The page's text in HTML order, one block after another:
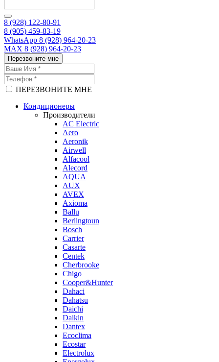
8 (928) 122-80-91
8 (905) 459-83-19
WhatsApp 8 (928) 964-20-23
MAX 8 (928) 964-20-23
Перезвоните мне
ПЕРЕЗВОНИТЕ МНЕ
Кондиционеры
Производители
AC Electric
Aero
Aeronik
Airwell
Alfacool
Alecord
AQUA
AUX
AVEX
Axioma
Ballu
Berlingtoun
Bosch
Carrier
Casarte
Centek
Cherbrooke
Chigo
Cooper&Hunter
Dahaci
Dahatsu
Daichi
Daikin
Dantex
Ecoclima
Ecostar
Electrolux